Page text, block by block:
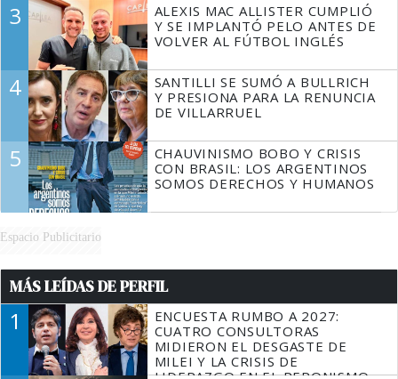
3
ALEXIS MAC ALLISTER CUMPLIÓ
Y SE IMPLANTÓ PELO ANTES DE
VOLVER AL FÚTBOL INGLÉS
4
SANTILLI SE SUMÓ A BULLRICH
Y PRESIONA PARA LA RENUNCIA
DE VILLARRUEL
5
CHAUVINISMO BOBO Y CRISIS
CON BRASIL: LOS ARGENTINOS
SOMOS DERECHOS Y HUMANOS
Espacio Publicitario
MÁS LEÍDAS DE PERFIL
1
ENCUESTA RUMBO A 2027:
CUATRO CONSULTORAS
MIDIERON EL DESGASTE DE
MILEI Y LA CRISIS DE